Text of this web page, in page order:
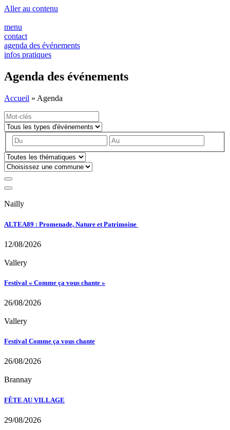
Panneau de gestion des cookies
Aller au contenu
menu
contact
agenda des événements
infos pratiques
Agenda des événements
Accueil » Agenda
Nailly
ALTEA89 : Promenade, Nature et Patrimoine
12/08/2026
Vallery
Festival « Comme ça vous chante »
26/08/2026
Vallery
Festival Comme ça vous chante
26/08/2026
Brannay
FÊTE AU VILLAGE
29/08/2026